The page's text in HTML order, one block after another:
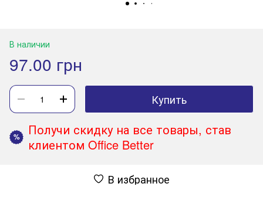
В наличии
97.00 грн
Купить
%
Получи скидку на все товары, став
клиентом Office Better
В избранное